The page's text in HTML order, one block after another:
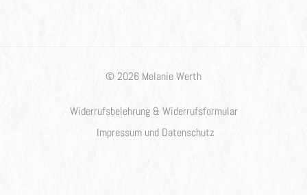
© 2026 Melanie Werth
Widerrufsbelehrung & Widerrufsformular
Impressum und Datenschutz